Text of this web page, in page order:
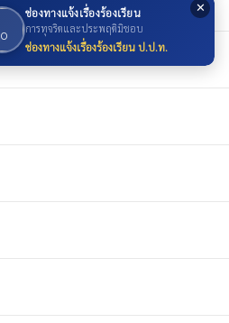
✕
ช่องทางแจ้งเรื่องร้องเรียน
การทุจริตและประพฤติมิชอบ
ช่องทางแจ้งเรื่องร้องเรียน ป.ป.ท.